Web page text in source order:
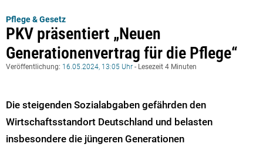
Pflege & Gesetz
PKV präsentiert „Neuen
Generationenvertrag für die Pflege“
Veröffentlichung: 16.05.2024, 13:05 Uhr - Lesezeit 4 Minuten
Die steigenden Sozialabgaben gefährden den
Wirtschaftsstandort Deutschland und belasten
insbesondere die jüngeren Generationen